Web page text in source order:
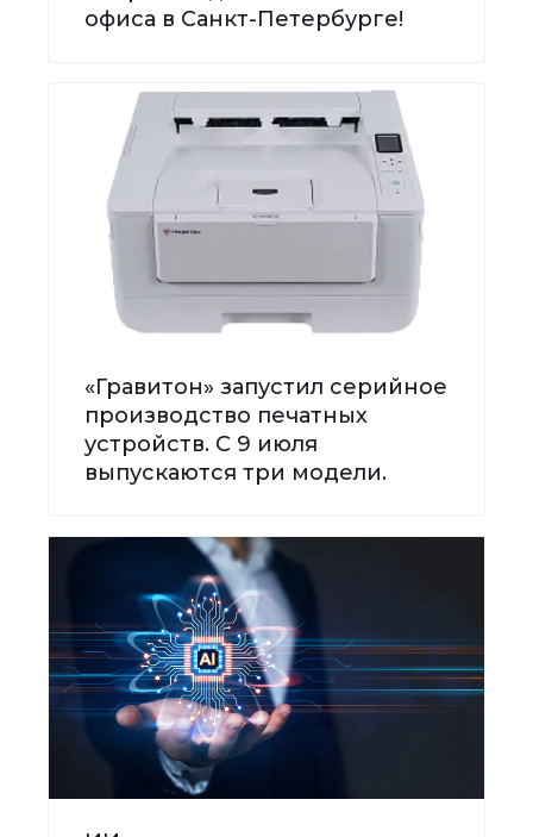
офиса в Санкт-Петербурге!
«Гравитон» запустил серийное
производство печатных
устройств. С 9 июля
выпускаются три модели.